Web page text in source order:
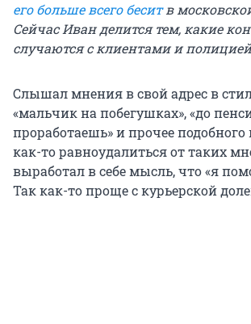
его больше всего беситв
Сейчас Иван делится тем, какие
случаются с клиентами и
Слышал мнения в свой адрес в
«мальчик на побегушках», «до
проработаешь» и прочее
как-то равноудалиться от таких
выработал в себе мысль, что «я
Так как-то проще с курьерской